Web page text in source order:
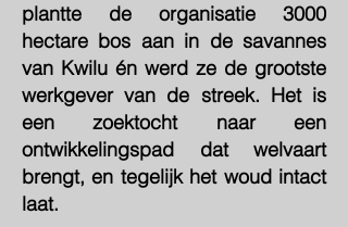
plantte de organisatie 3000
hectare bos aan in de savannes
van Kwilu én werd ze de grootste
werkgever van de streek. Het is
een zoektocht naar een
ontwikkelingspad dat welvaart
brengt, en tegelijk het woud intact
laat.